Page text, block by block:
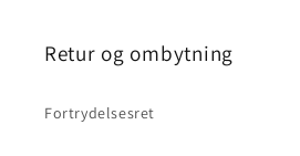
Retur og ombytning
Fortrydelsesret